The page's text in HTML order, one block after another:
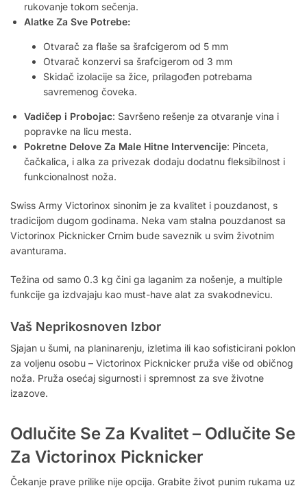
rukovanje tokom sečenja.
Alatke Za Sve Potrebe:
Otvarač za flaše sa šrafcigerom od 5 mm
Otvarač konzervi sa šrafcigerom od 3 mm
Skidač izolacije sa žice, prilagođen potrebama
savremenog čoveka.
Vadičep i Probojac: Savršeno rešenje za otvaranje vina i
popravke na licu mesta.
Pokretne Delove Za Male Hitne Intervencije: Pinceta,
čačkalica, i alka za privezak dodaju dodatnu fleksibilnost i
funkcionalnost noža.
Swiss Army Victorinox sinonim je za kvalitet i pouzdanost, s
tradicijom dugom godinama. Neka vam stalna pouzdanost sa
Victorinox Picknicker Crnim bude saveznik u svim životnim
avanturama.
Težina od samo 0.3 kg čini ga laganim za nošenje, a multiple
funkcije ga izdvajaju kao must-have alat za svakodnevicu.
Vaš Neprikosnoven Izbor
Sjajan u šumi, na planinarenju, izletima ili kao sofisticirani poklon
za voljenu osobu – Victorinox Picknicker pruža više od običnog
noža. Pruža osećaj sigurnosti i spremnost za sve životne
izazove.
Odlučite Se Za Kvalitet – Odlučite Se
Za Victorinox Picknicker
Čekanje prave prilike nije opcija. Grabite život punim rukama uz